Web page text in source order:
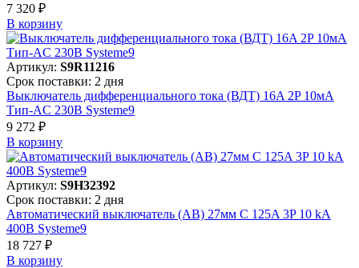
7 320 ₽
В корзинy
Артикул: S9R11216
Срок поставки: 2 дня
Выключатель дифференциального тока (ВДТ) 16A 2P 10мА
Тип-AC 230В Systeme9
9 272 ₽
В корзинy
Артикул: S9H32392
Срок поставки: 2 дня
Автоматический выключатель (АВ) 27мм C 125A 3P 10 kA
400В Systeme9
18 727 ₽
В корзинy